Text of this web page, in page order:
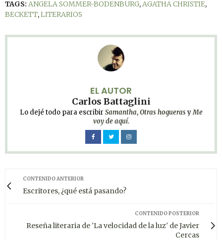
TAGS: ANGELA SOMMER-BODENBURG, AGATHA CHRISTIE,
BECKETT,LITERARIOS
EL AUTOR
Carlos Battaglini
Lo dejé todo para escribir Samantha,Otras hogueras yMe
voy de aquí.
CONTENIDO ANTERIOR
Escritores, ¿qué está pasando?
CONTENIDO POSTERIOR
Reseña literaria de 'La velocidad de la luz' de Javier
Cercas